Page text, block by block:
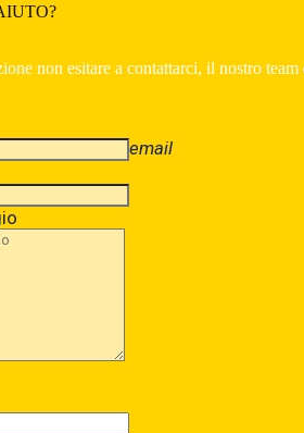
non esitare a contattarci, il nostro
email